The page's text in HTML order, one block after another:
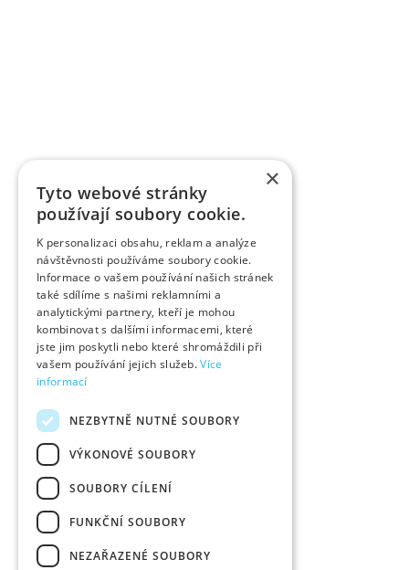
×
Tyto webové stránky
používají soubory cookie.
K personalizaci obsahu, reklam a analýze
návštěvnosti používáme soubory cookie.
Informace o vašem používání našich stránek
také sdílíme s našimi reklamními a
analytickými partnery, kteří je mohou
kombinovat s dalšími informacemi, které
jste jim poskytli nebo které shromáždili při
vašem používání jejich služeb.Více
informací
NEZBYTNĚ NUTNÉ SOUBORY
VÝKONOVÉ SOUBORY
SOUBORY CÍLENÍ
FUNKČNÍ SOUBORY
NEZAŘAZENÉ SOUBORY